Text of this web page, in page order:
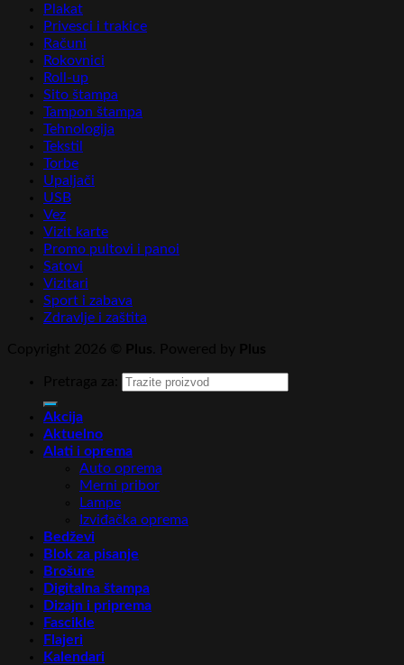
Plakat
Privesci i trakice
Računi
Rokovnici
Roll-up
Sito štampa
Tampon štampa
Tehnologija
Tekstil
Torbe
Upaljači
USB
Vez
Vizit karte
Promo pultovi i panoi
Satovi
Vizitari
Sport i zabava
Zdravlje i zaštita
Akcija
Aktuelno
Alati i oprema
Auto oprema
Merni pribor
Lampe
Izviđačka oprema
Bedževi
Blok za pisanje
Brošure
Digitalna štampa
Dizajn i priprema
Fascikle
Flajeri
Kalendari